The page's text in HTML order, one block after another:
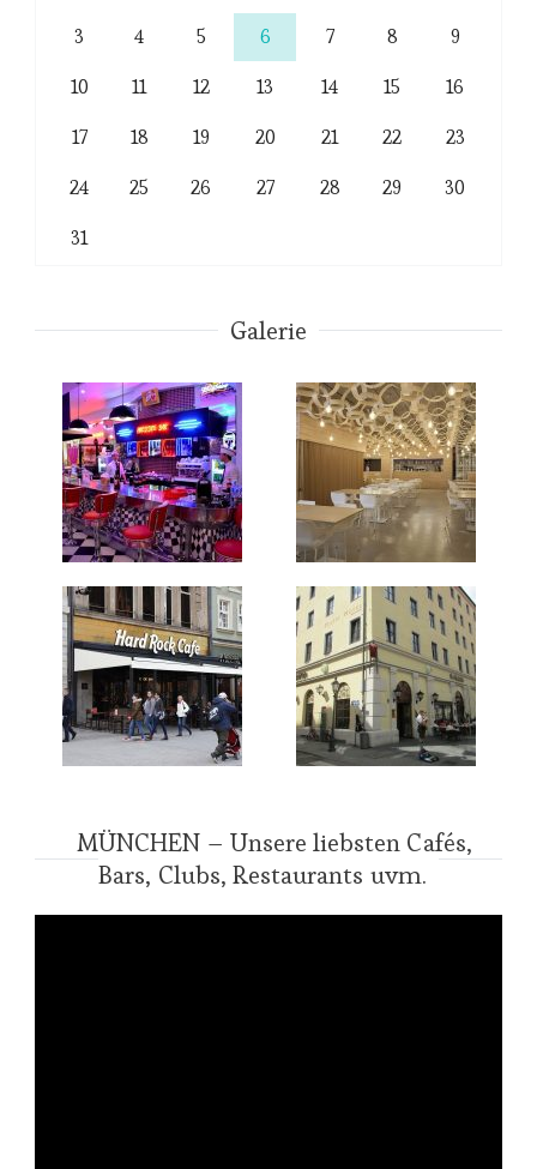
3
4 5 6 7 8
9
10
11 12 13 14 15
16
17
18 19 20 21 22
23
24
25 26 27 28 29
30
31
Galerie
MÜNCHEN – Unsere liebsten Cafés,
Bars, Clubs, Restaurants uvm.